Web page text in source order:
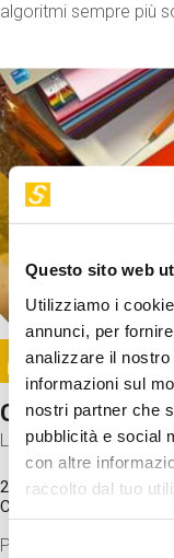
Questo sito web
Utilizziamo i
annunci, per
analizzare il
informazioni sul
nostri partner che
pubblicità e social
con altre
raccolto dal tuo
Selezione
algoritmi sempre più
Image
Come funziona
Laboratorio
20 Set 2026 / 11:15 -
Costo
Proveremo a